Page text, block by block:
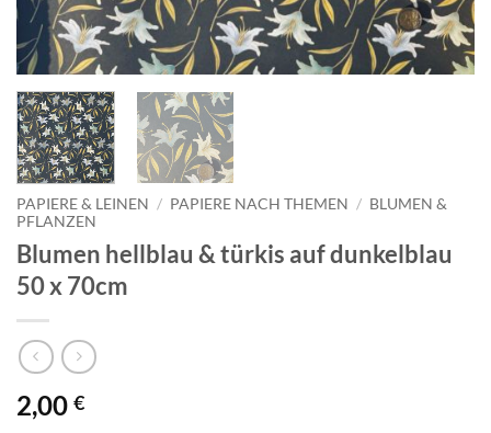
PAPIERE & LEINEN / PAPIERE NACH THEMEN / BLUMEN &
PFLANZEN
Blumen hellblau & türkis auf dunkelblau
50 x 70cm
2,00 €